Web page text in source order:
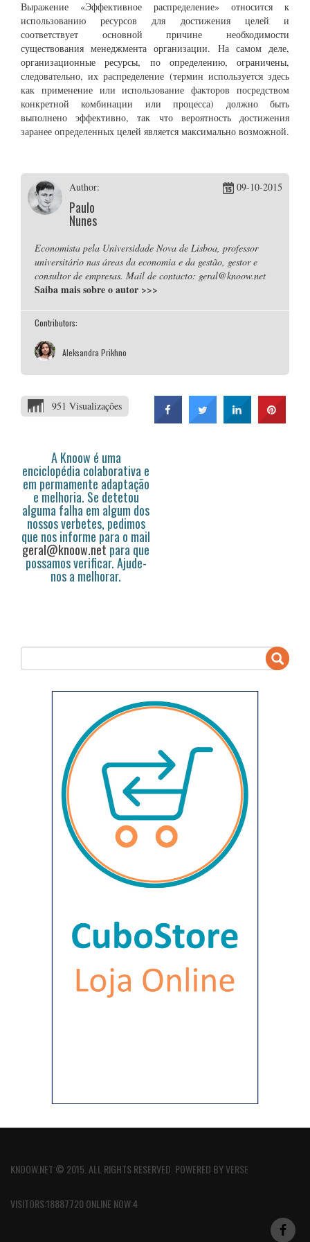
Выражение «Эффективное распределение» относится к
использованию ресурсов для достижения целей и
соответствует основной причине необходимости
существования менеджмента организации. На самом деле,
организационные ресурсы, по определению, ограничены,
следовательно, их распределение (термин используется здесь
как применение или использование факторов посредством
конкретной комбинации или процесса) должно быть
выполнено эффективно, так что вероятность достижения
заранее определенных целей является максимально возможной.
Author:
Paulo
Nunes
09-10-2015
Economista pela Universidade Nova de Lisboa, professor
universitário nas áreas da economia e da gestão, gestor e
consultor de empresas. Mail de contacto: geral@knoow.net
Saiba mais sobre o autor >>>
Contributors:
Aleksandra Prikhno
951 Visualizações
A Knoow é uma
enciclopédia colaborativa e
em permamente adaptação
e melhoria. Se detetou
alguma falha em algum dos
nossos verbetes, pedimos
que nos informe para o mail
geral@knoow.net para que
possamos verificar. Ajude-
nos a melhorar.
KNOOW.NET © 2015. ALL RIGHTS RESERVED. POWERED BYVERSE
VISITORS:18887720 ONLINE NOW:4